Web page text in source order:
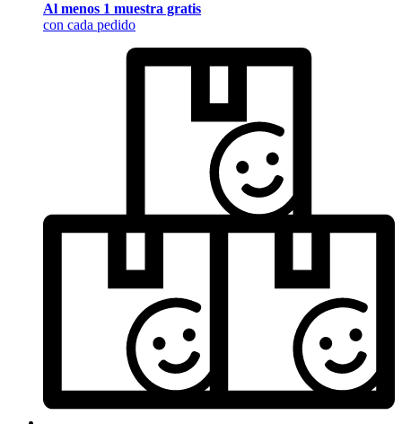
Al menos 1 muestra gratis
con cada pedido